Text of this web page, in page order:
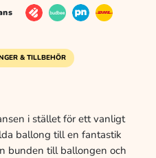
& TILLBEHÖR
i stället för ett vanligt
ballong till en fantastik
bunden till ballongen och